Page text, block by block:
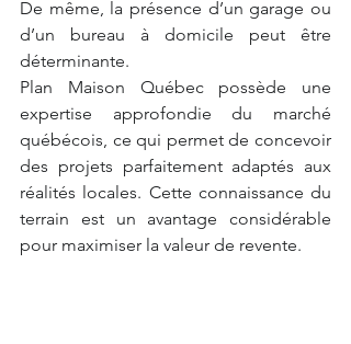
De même, la présence d’un garage ou
d’un bureau à domicile peut être
déterminante.
Plan Maison Québec possède une
expertise approfondie du marché
québécois, ce qui permet de concevoir
des projets parfaitement adaptés aux
réalités locales. Cette connaissance du
terrain est un avantage considérable
pour maximiser la valeur de revente.